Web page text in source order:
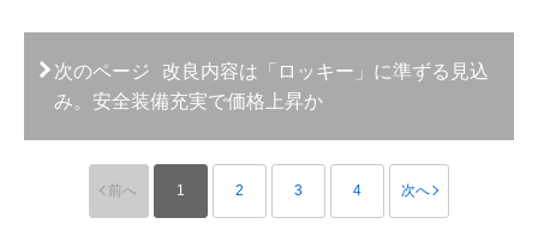
次のページ
改良内容は「ロッキー」に準ずる見込
み。安全装備充実で価格上昇か
前へ 1 2 3 4 次へ